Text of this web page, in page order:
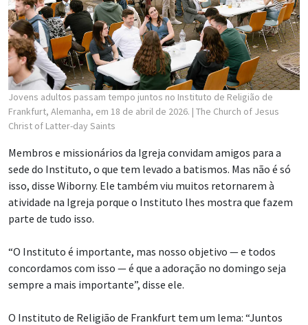
Jovens adultos passam tempo juntos no Instituto de Religião de
Frankfurt, Alemanha, em 18 de abril de 2026. | The Church of Jesus
Christ of Latter-day Saints
Membros e missionários da Igreja convidam amigos para a
sede do Instituto, o que tem levado a batismos. Mas não é só
isso, disse Wiborny. Ele também viu muitos retornarem à
atividade na Igreja porque o Instituto lhes mostra que fazem
parte de tudo isso.
“O Instituto é importante, mas nosso objetivo — e todos
concordamos com isso — é que a adoração no domingo seja
sempre a mais importante”, disse ele.
O Instituto de Religião de Frankfurt tem um lema: “Juntos